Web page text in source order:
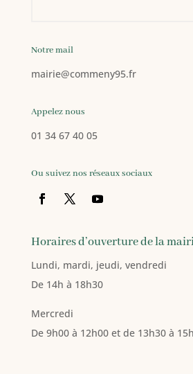
Notre mail
mairie@commeny95.fr
Appelez nous
01 34 67 40 05
Ou suivez nos réseaux sociaux
Horaires d’ouverture de la
Lundi, mardi, jeudi, vendredi
De 14h à 18h30
Mercredi
De 9h00 à 12h00 et de 13h30 à